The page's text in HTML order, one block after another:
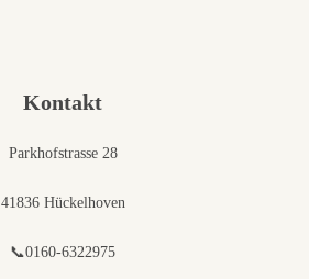
Kontakt
Parkhofstrasse 28
41836 Hückelhoven
📞0160-6322975